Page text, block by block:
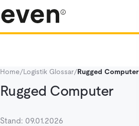
Home/Logistik Glossar/Rugged Computer
Rugged Computer
Stand: 09.01.2026